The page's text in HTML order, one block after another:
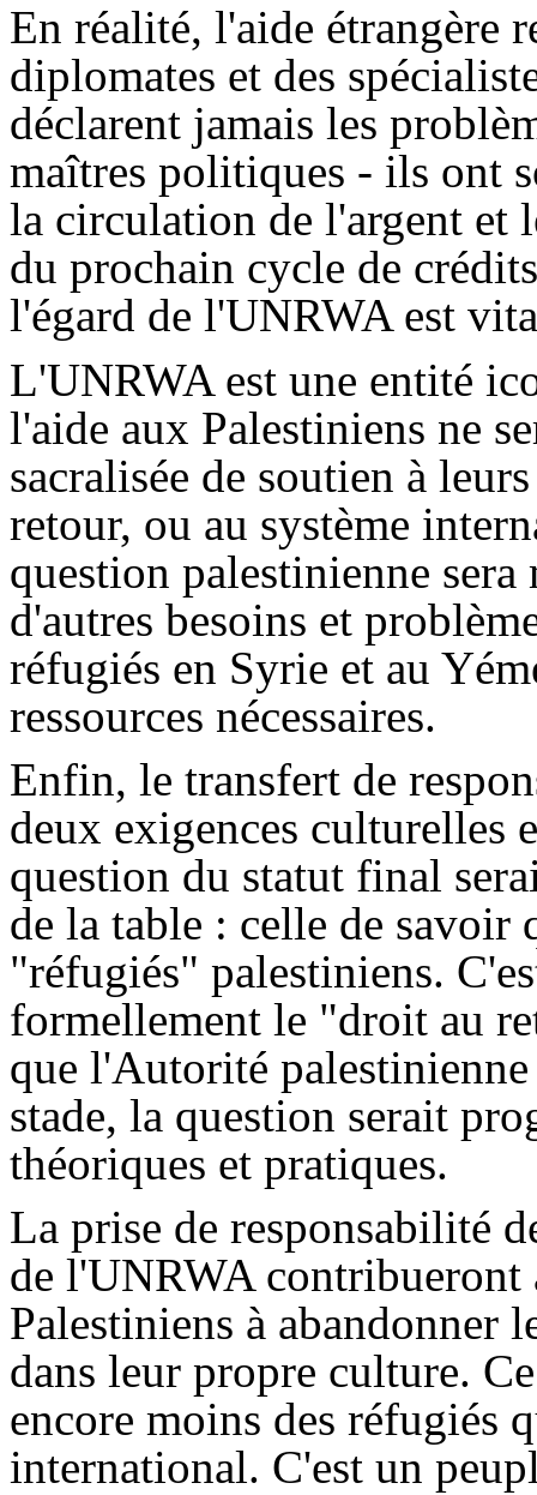
En réalité, l'aide étrangère
diplomates et des
déclarent jamais les
maîtres politiques - ils ont
la circulation de l'argent et
du prochain cycle de
l'égard de l'UNRWA est
L'UNRWA est une entité
l'aide aux Palestiniens ne
sacralisée de soutien à
retour, ou au système
question palestinienne
d'autres besoins et
réfugiés en Syrie et au
ressources nécessaires.
Enfin, le transfert de
deux exigences culturelles
question du statut final
de la table : celle de savoir
"réfugiés" palestiniens.
formellement le "droit au
que l'Autorité palestinienne
stade, la question serait
théoriques et pratiques.
La prise de responsabilité
de l'UNRWA contribueront
Palestiniens à abandonner
dans leur propre culture.
encore moins des réfugiés
international. C'est un